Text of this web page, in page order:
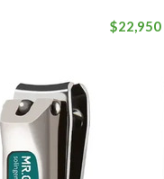
$22,950